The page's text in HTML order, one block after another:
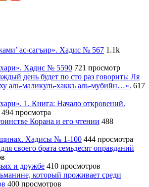
ас-сагъир». Хадис № 567 1.1k
Хадис № 5590 721 просмотр
день будет по сто раз говорить: Ля
аль-маликуль-хаккъ аль-мубийн…». 617
1. Книга: Начало откровений.
494 просмотра
Корана и его чтении 488
Хадисы № 1-100 444 просмотра
своего брата семьдесят оправданий
и дружбе 410 просмотров
который проживает среди
400 просмотров